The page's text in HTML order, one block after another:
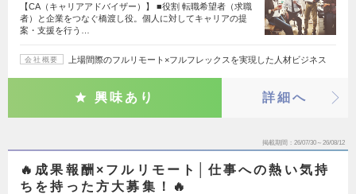
【CA（キャリアアドバイザー）】 ■役割 転職希望者（求職
者）と企業をつなぐ橋渡し役。個人に対してキャリアの提
案・支援を行う…
会社概要 上場間際のフルリモート×フルフレックスを実現した人材ビジネス
興味あり 詳細へ
掲載期間 26/07/30～26/08/12
🔥成果報酬×フルリモート│仕事への熱い気持
ちを持った方大募集！🔥